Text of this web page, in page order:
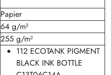
Papier
64 g/m²
255 g/m²
112 ECOTANK PIGMENT
BLACK INK BOTTLE